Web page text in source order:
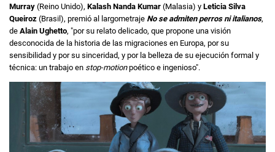
Murray (Reino Unido), Kalash Nanda Kumar (Malasia) y Leticia Silva
Queiroz (Brasil), premió al largometraje No se admiten perros ni italianos,
de Alain Ughetto, "por su relato delicado, que propone una visión
desconocida de la historia de las migraciones en Europa, por su
sensibilidad y por su sinceridad, y por la belleza de su ejecución formal y
técnica: un trabajo en stop-motionpoético e ingenioso".